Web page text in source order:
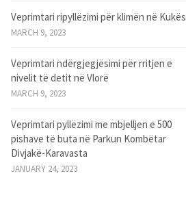
Veprimtari ripyllëzimi për klimën në Kukës
MARCH 9, 2023
Veprimtari ndërgjegjësimi për rritjen e
nivelit të detit në Vlorë
MARCH 9, 2023
Veprimtari pyllëzimi me mbjelljen e 500
pishave të buta në Parkun Kombëtar
Divjakë-Karavasta
JANUARY 24, 2023